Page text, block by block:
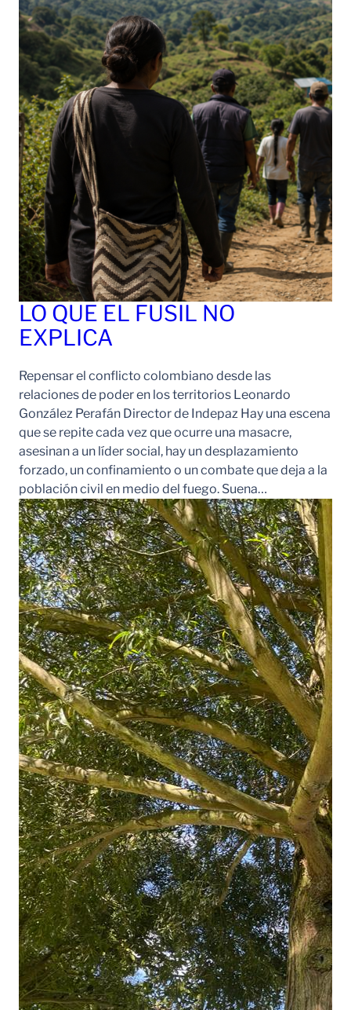
LO QUE EL FUSIL NO
EXPLICA
Repensar el conflicto colombiano desde las
relaciones de poder en los territorios Leonardo
González Perafán Director de Indepaz Hay una escena
que se repite cada vez que ocurre una masacre,
asesinan a un líder social, hay un desplazamiento
forzado, un confinamiento o un combate que deja a la
población civil en medio del fuego. Suena…